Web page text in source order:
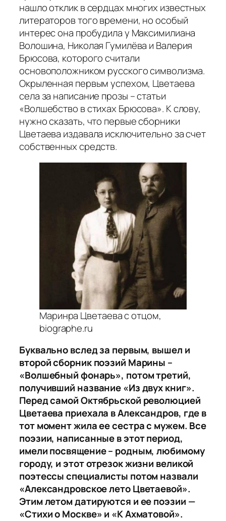
нашло отклик в сердцах многих известных
литераторов того времени, но особый
интерес она пробудила у Максимилиана
Волошина, Николая Гумилёва и Валерия
Брюсова, которого считали
основоположником русского символизма.
Окрыленная первым успехом, Цветаева
села за написание прозы – статьи
«Волшебство в стихах Брюсова». К слову,
нужно сказать, что первые сборники
Цветаева издавала исключительно за счет
собственных средств.
Маринра Цветаева с отцом,
biographe.ru
Буквально вслед за первым, вышел и
второй сборник поэзий Марины –
«Волшебный фонарь», потом третий,
получивший название «Из двух книг».
Перед самой Октябрьской революцией
Цветаева приехала в Александров, где в
тот момент жила ее сестра с мужем. Все
поэзии, написанные в этот период,
имели посвящение – родным, любимому
городу, и этот отрезок жизни великой
поэтессы специалисты потом назвали
«Александровское лето Цветаевой».
Этим летом датируются и ее поэзии —
«Стихи о Москве» и «К Ахматовой».